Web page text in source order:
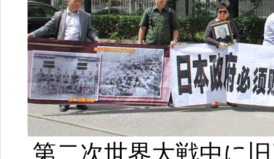
第二次世界大戦中に